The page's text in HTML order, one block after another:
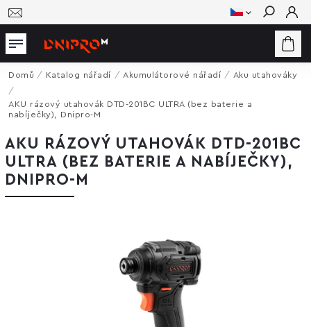
Hledat
Domů / Katalog nářadí / Akumulátorové nářadí / Aku utahováky
/
AKU rázový utahovák DTD-201BC ULTRA (bez baterie a
nabíječky), Dnipro-M
AKU RÁZOVÝ UTAHOVÁK DTD-201BC
ULTRA (BEZ BATERIE A NABÍJEČKY),
DNIPRO-M